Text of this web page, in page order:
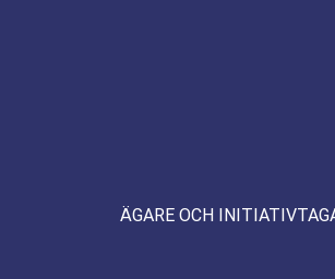
ÄGARE OCH